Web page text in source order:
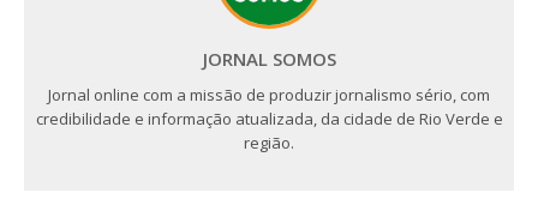
JORNAL SOMOS
Jornal online com a missão de produzir jornalismo sério, com
credibilidade e informação atualizada, da cidade de Rio Verde e
região.